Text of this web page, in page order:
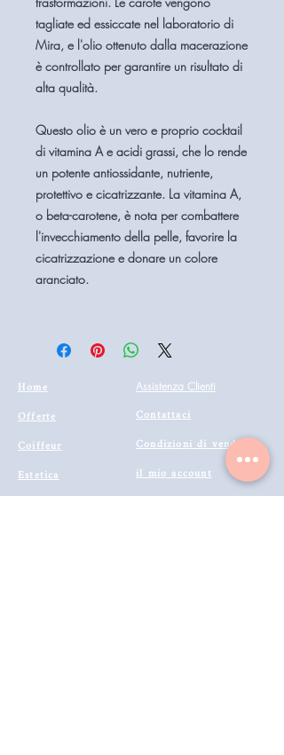
tagliate ed essiccate nel laboratorio di
Mira, e l'olio ottenuto dalla macerazione
è controllato per garantire un risultato di
alta qualità.
Questo olio è un vero e proprio cocktail
di vitamina A e acidi grassi, che lo rende
un potente antiossidante, nutriente,
protettivo e cicatrizzante. La vitamina A,
o beta-carotene, è nota per combattere
l'invecchiamento della pelle, favorire la
cicatrizzazione e donare un colore
aranciato.
Home
Offerte
Coiffeur
Estetica
Assistenza Clienti
Contattaci
Condizioni di vendita
il mio account
Privacy